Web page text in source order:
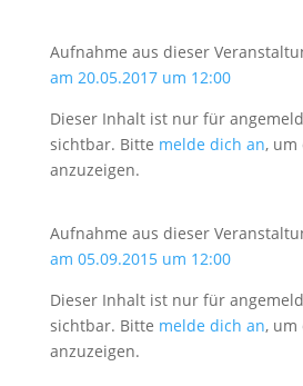
Aufnahme aus dieser
am 20.05.2017 um 12:00
Dieser Inhalt ist nur für
sichtbar. Bitte melde dich an, um
anzuzeigen.
Aufnahme aus dieser
am 05.09.2015 um 12:00
Dieser Inhalt ist nur für
sichtbar. Bitte melde dich an, um
anzuzeigen.